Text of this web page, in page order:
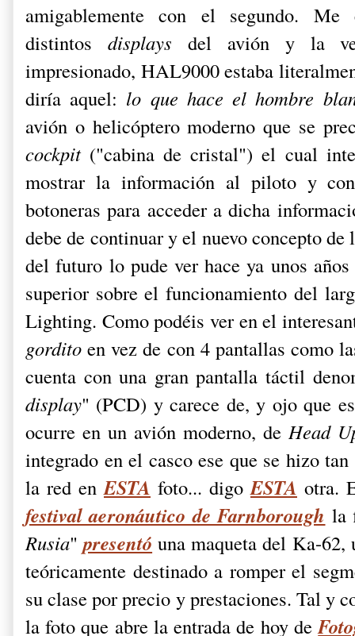
amigablemente con el segundo. Me
distintos displays del avión y la
impresionado, HAL9000 estaba
diría aquel: lo que hace el hombre
avión o helicóptero moderno que se
cockpit ("cabina de cristal") el cual
mostrar la información al piloto y
botoneras para acceder a dicha
debe de continuar y el nuevo concepto
del futuro lo pude ver hace ya unos
superior sobre el funcionamiento del
Lighting. Como podéis ver en el
gordito en vez de con 4 pantallas como
cuenta con una gran pantalla táctil
display" (PCD) y carece de, y ojo que
ocurre en un avión moderno, de Head
integrado en el casco ese que se hizo
la red enESTA foto... digoESTA otra.
festival aeronáutico de Farnborough la
Rusia"presentó una maqueta del Ka-
teóricamente destinado a romper el
su clase por precio y prestaciones. Tal y
la foto que abre la entrada de hoy de